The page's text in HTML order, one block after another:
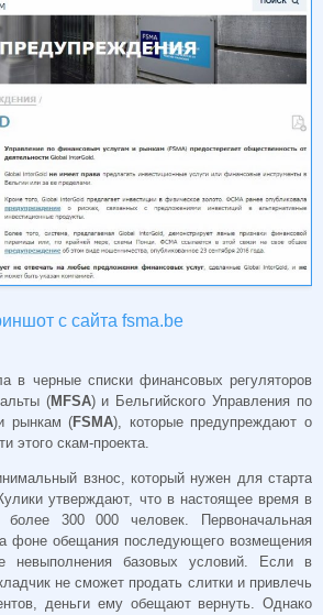
с сайта fsma.be
в черные списки финансовых регуляторов
(MFSA) и Бельгийского Управления по
рынкам (FSMA), которые предупреждают о
этого скам-проекта.
взнос, который нужен для старта
утверждают, что в настоящее время в
более 300 000 человек. Первоначальная
фоне обещания последующего возмещения
невыполнения базовых условий. Если в
не сможет продать слитки и привлечь
деньги ему обещают вернуть. Однако